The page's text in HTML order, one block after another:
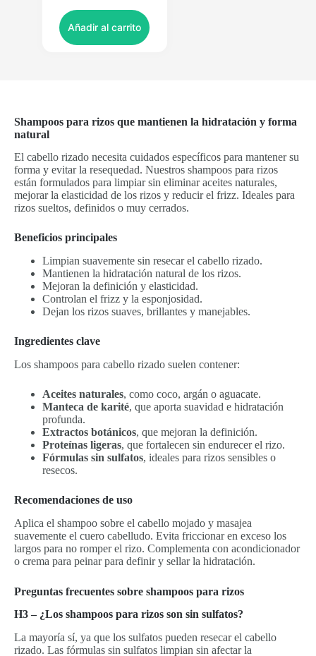
Añadir al carrito
Shampoos para rizos que mantienen la hidratación y forma
natural
El cabello rizado necesita cuidados específicos para mantener su
forma y evitar la resequedad. Nuestros shampoos para rizos
están formulados para limpiar sin eliminar aceites naturales,
mejorar la elasticidad de los rizos y reducir el frizz. Ideales para
rizos sueltos, definidos o muy cerrados.
Beneficios principales
Limpian suavemente sin resecar el cabello rizado.
Mantienen la hidratación natural de los rizos.
Mejoran la definición y elasticidad.
Controlan el frizz y la esponjosidad.
Dejan los rizos suaves, brillantes y manejables.
Ingredientes clave
Los shampoos para cabello rizado suelen contener:
Aceites naturales, como coco, argán o aguacate.
Manteca de karité, que aporta suavidad e hidratación
profunda.
Extractos botánicos, que mejoran la definición.
Proteínas ligeras, que fortalecen sin endurecer el rizo.
Fórmulas sin sulfatos, ideales para rizos sensibles o
resecos.
Recomendaciones de uso
Aplica el shampoo sobre el cabello mojado y masajea
suavemente el cuero cabelludo. Evita friccionar en exceso los
largos para no romper el rizo. Complementa con acondicionador
o crema para peinar para definir y sellar la hidratación.
Preguntas frecuentes sobre shampoos para rizos
H3 – ¿Los shampoos para rizos son sin sulfatos?
La mayoría sí, ya que los sulfatos pueden resecar el cabello
rizado. Las fórmulas sin sulfatos limpian sin afectar la